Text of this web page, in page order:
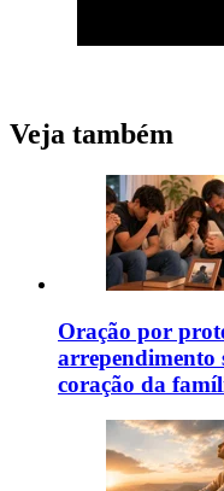
Veja também
Oração por
arrependimento
coração da